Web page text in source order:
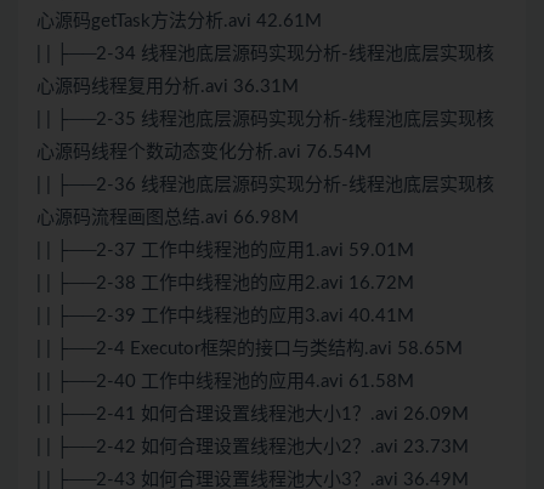
心源码getTask方法分析.avi 42.61M
| | ├──2-34 线程池底层源码实现分析-线程池底层实现核
心源码线程复用分析.avi 36.31M
| | ├──2-35 线程池底层源码实现分析-线程池底层实现核
心源码线程个数动态变化分析.avi 76.54M
| | ├──2-36 线程池底层源码实现分析-线程池底层实现核
心源码流程画图总结.avi 66.98M
| | ├──2-37 工作中线程池的应用1.avi 59.01M
| | ├──2-38 工作中线程池的应用2.avi 16.72M
| | ├──2-39 工作中线程池的应用3.avi 40.41M
| | ├──2-4 Executor框架的接口与类结构.avi 58.65M
| | ├──2-40 工作中线程池的应用4.avi 61.58M
| | ├──2-41 如何合理设置线程池大小1？.avi 26.09M
| | ├──2-42 如何合理设置线程池大小2？.avi 23.73M
| | ├──2-43 如何合理设置线程池大小3？.avi 36.49M